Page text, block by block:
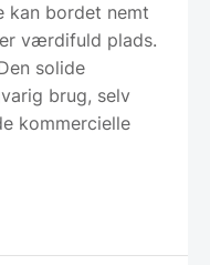
kan bordet nemt
værdifuld plads.
solide
brug, selv
kommercielle